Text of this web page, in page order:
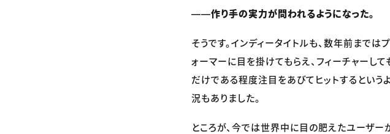
――作り手の実力が問われるようになった。
そうです。インディータイトルも、数年前までは
ォーマーに目を掛けてもらえ、フィーチャーして
だけである程度注目をあびてヒットするという
況もありました。
ところが、今では世界中に目の肥えたユーザー